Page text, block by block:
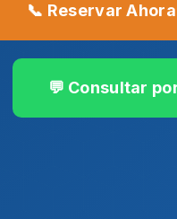
📞 Reservar
💬 Consultar